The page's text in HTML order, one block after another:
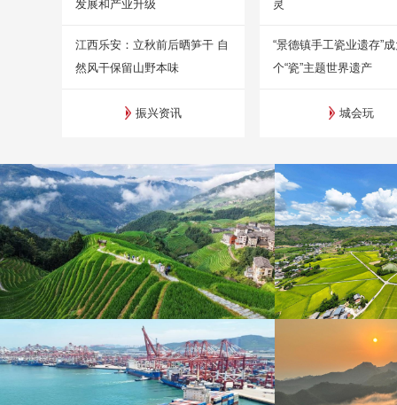
发展和产业升级
江西乐安：立秋前后晒笋干 自
然风干保留山野本味
振兴资讯
灵
“景德镇手工瓷业遗存”
个“瓷”主题世界遗产
城会玩